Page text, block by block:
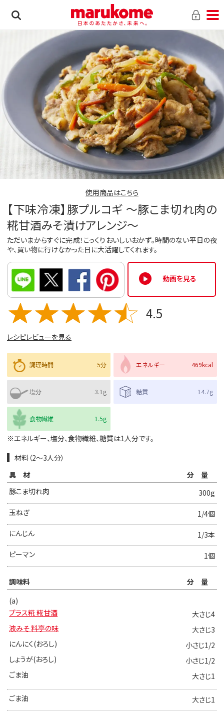
使用商品はこちら
【下味冷凍】豚プルコギ 〜豚こま切れ肉の
糀甘酒みそ漬けアレンジ〜
ただいまからすぐに完成！こっくりおいしいおかず。時間のない平日の夜
や、買い物に行けなかった日に大活躍してくれます。
動画を見る
4.5
レシピレビューを見る
調理時間 5分 エネルギー 469kcal
塩分 3.1g 糖質 14.7g
食物繊維 1.5g
※エネルギー、塩分、食物繊維、糖質は1人分です。
材料（2～3人分）
具材
分量
豚こま切れ肉
300g
玉ねぎ
1/4個
にんじん
1/3本
ピーマン
1個
調味料
分量
(a)
プラス糀 糀甘酒
大さじ4
液みそ 料亭の味
大さじ3
にんにく(おろし)
小さじ1/2
しょうが(おろし)
小さじ1/2
ごま油
大さじ1
ごま油 大さじ1